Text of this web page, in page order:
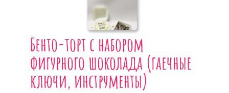
Бенто-торт с набором
фигурного шоколада (гаечные
ключи, инструменты)